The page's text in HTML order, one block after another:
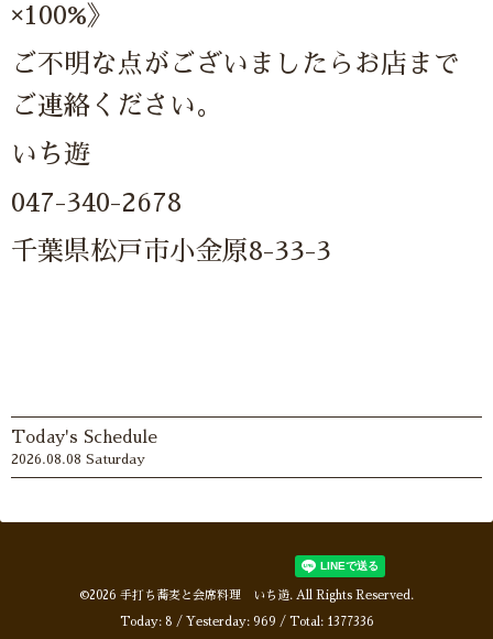
×100%》
ご不明な点がございましたらお店まで
ご連絡ください。
いち遊
047-340-2678
千葉県松戸市小金原8-33-3
Today's Schedule
2026.08.08 Saturday
©2026 手打ち蕎麦と会席料理 いち遊. All Rights Reserved.
Today: 8 / Yesterday: 969 / Total: 1377336